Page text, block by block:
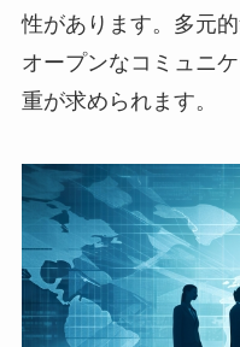
性があります。多元
オープンなコミュニ
重が求められます。